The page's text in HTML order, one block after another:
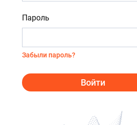
Пароль
Забыли пароль?
Войти